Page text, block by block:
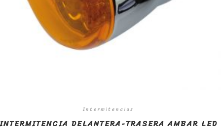
Intermitencias
DELANTERA-TRASERA AMBAR LED